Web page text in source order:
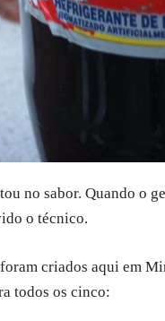
no sabor. Quando o
o técnico.
criados aqui em
todos os cinco: